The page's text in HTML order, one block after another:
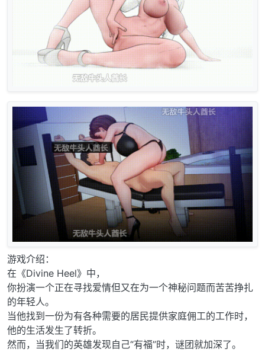
游戏介绍：
在《Divine Heel》中，
你扮演一个正在寻找爱情但又在为一个神秘问题而苦苦挣扎
的年轻人。
当他找到一份为有各种需要的居民提供家庭佣工的工作时，
他的生活发生了转折。
然而，当我们的英雄发现自己“有福”时，谜团就加深了。